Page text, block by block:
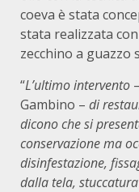
coeva è stata
stata realizzata
zecchino a guazzo
“L’ultimo intervento
Gambino – di
dicono che si
conservazione ma
disinfestazione,
dalla tela,